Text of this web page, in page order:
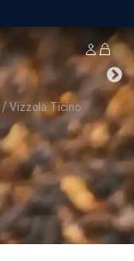
/Vizzola Ticino